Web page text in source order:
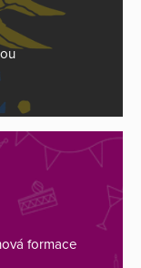
formace